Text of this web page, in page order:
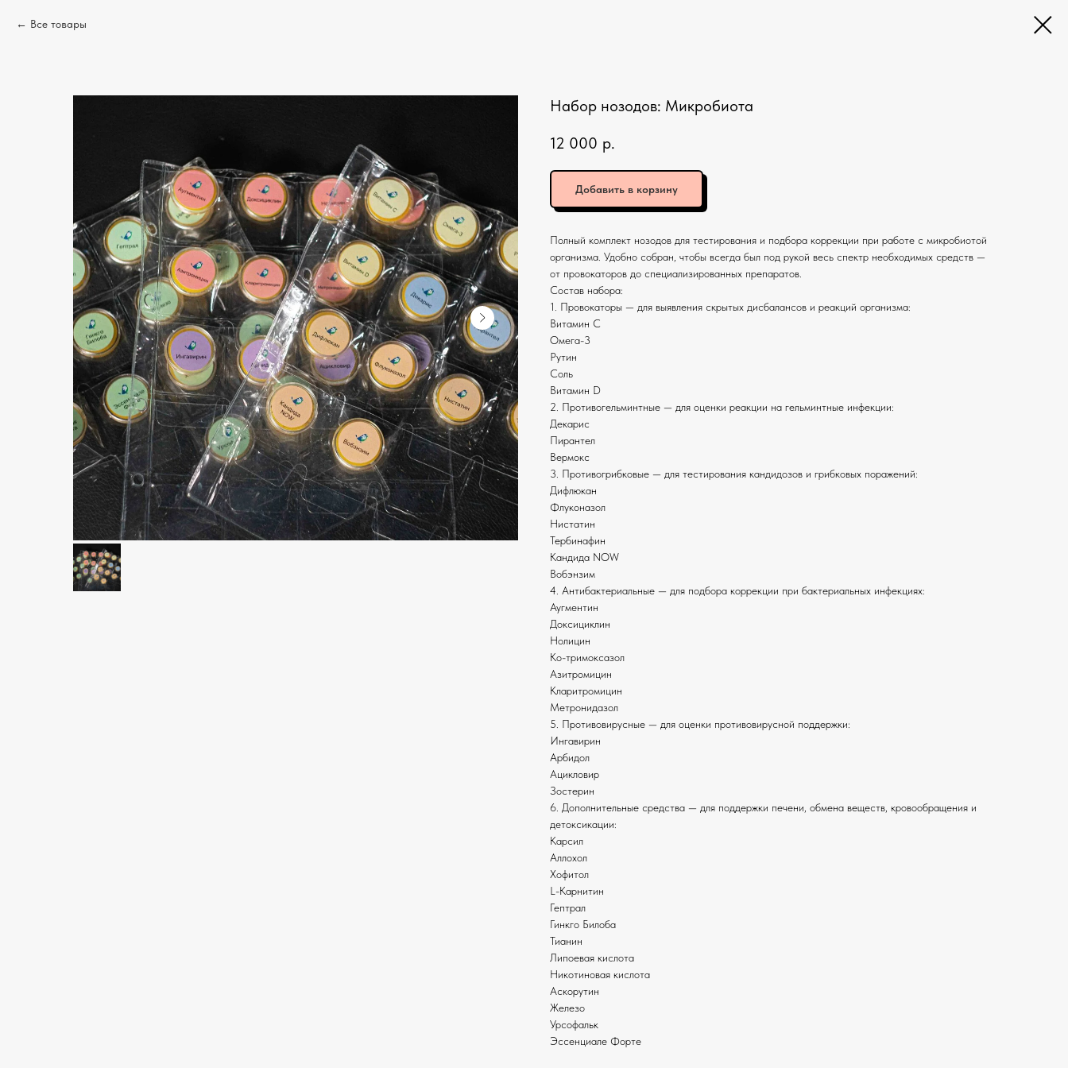
Все товары
Набор нозодов: Микробиота
12 000 р.
Добавить в корзину
Полный комплект нозодов для тестирования и подбора коррекции при работе с микробиотой
организма. Удобно собран, чтобы всегда был под рукой весь спектр необходимых средств —
от провокаторов до специализированных препаратов.
Состав набора:
1. Провокаторы — для выявления скрытых дисбалансов и реакций организма:
Витамин C
Омега-3
Рутин
Соль
Витамин D
2. Противогельминтные — для оценки реакции на гельминтные инфекции:
Декарис
Пирантел
Вермокс
3. Противогрибковые — для тестирования кандидозов и грибковых поражений:
Дифлюкан
Флуконазол
Нистатин
Тербинафин
Кандида NOW
Вобэнзим
4. Антибактериальные — для подбора коррекции при бактериальных инфекциях:
Аугментин
Доксициклин
Нолицин
Ко-тримоксазол
Азитромицин
Кларитромицин
Метронидазол
5. Противовирусные — для оценки противовирусной поддержки:
Ингавирин
Арбидол
Ацикловир
Зостерин
6. Дополнительные средства — для поддержки печени, обмена веществ, кровообращения и
детоксикации:
Карсил
Аллохол
Хофитол
L-Карнитин
Гептрал
Гинкго Билоба
Тианин
Липоевая кислота
Никотиновая кислота
Аскорутин
Железо
Урсофальк
Эссенциале Форте